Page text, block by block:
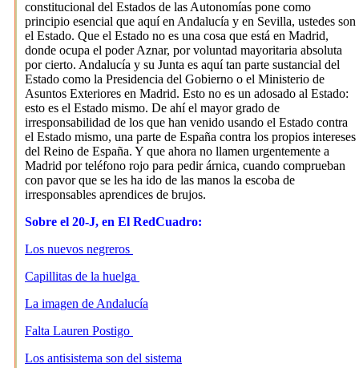
constitucional del Estados de las Autonomías pone como
principio esencial que aquí en Andalucía y en Sevilla, ustedes son
el Estado. Que el Estado no es una cosa que está en Madrid,
donde ocupa el poder Aznar, por voluntad mayoritaria absoluta
por cierto. Andalucía y su Junta es aquí tan parte sustancial del
Estado como la Presidencia del Gobierno o el Ministerio de
Asuntos Exteriores en Madrid. Esto no es un adosado al Estado:
esto es el Estado mismo. De ahí el mayor grado de
irresponsabilidad de los que han venido usando el Estado contra
el Estado mismo, una parte de España contra los propios intereses
del Reino de España. Y que ahora no llamen urgentemente a
Madrid por teléfono rojo para pedir árnica, cuando comprueban
con pavor que se les ha ido de las manos la escoba de
irresponsables aprendices de brujos.
Sobre el 20-J, en El RedCuadro:
Los nuevos negreros
Capillitas de la huelga
La imagen de Andalucía
Falta Lauren Postigo
Los antisistema son del sistema